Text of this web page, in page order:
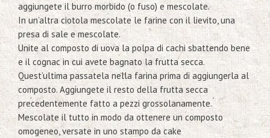
aggiungete il burro morbido (o fuso) e mescolate.
In un’altra ciotola mescolate le farine con il lievito, una
presa di sale e mescolate.
Unite al composto di uova la polpa di cachi sbattendo bene
e il cognac in cui avete bagnato la frutta secca.
Quest’ultima passatela nella farina prima di aggiungerla al
composto. Aggiungete il resto della frutta secca
precedentemente fatto a pezzi grossolanamente.
Mescolate il tutto in modo da ottenere un composto
omogeneo, versate in uno stampo da cake